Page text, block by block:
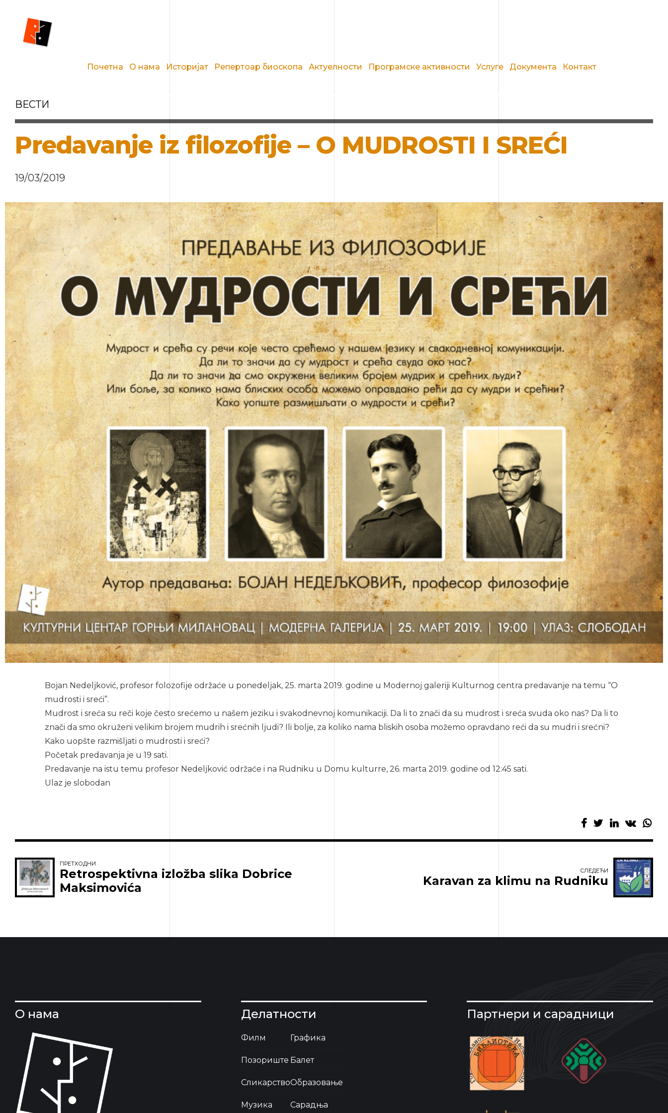
Почетна О нама Историјат Репертоар биоскопа Актуелности Програмске активности Услуге Документа Контакт
ВЕСТИ
Predavanje iz filozofije – O MUDROSTI I SREĆI
19/03/2019
Bojan Nedeljković, profesor folozofije održaće u ponedeljak, 25. marta 2019. godine u Modernoj galeriji Kulturnog centra predavanje na temu “O
mudrosti i sreći”.
Mudrost i sreća su reči koje često srećemo u našem jeziku i svakodnevnoj komunikaciji. Da li to znači da su mudrost i sreća svuda oko nas? Da li to
znači da smo okruženi velikim brojem mudrih i srećnih ljudi? Ili bolje, za koliko nama bliskih osoba možemo opravdano reći da su mudri i srećni?
Kako uopšte razmišljati o mudrosti i sreći?
Početak predavanja je u 19 sati.
Predavanje na istu temu profesor Nedeljković održaće i na Rudniku u Domu kulturre, 26. marta 2019. godine od 12:45 sati.
Ulaz je slobodan
ПРЕТХОДНИ
Retrospektivna izložba slika Dobrice
Maksimovića
СЛЕДЕЋИ
Karavan za klimu na Rudniku
О нама Делатности
Филм
Позориште
Сликарство
Музика
Графика
Балет
Образовање
Сарадња
Партнери и сарадници